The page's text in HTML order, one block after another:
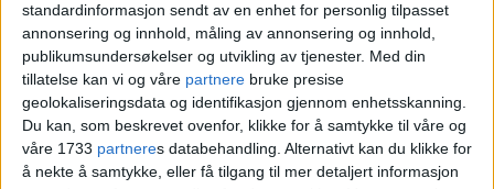
standardinformasjon sendt av en enhet for personlig tilpasset
annonsering og innhold, måling av annonsering og innhold,
publikumsundersøkelser og utvikling av tjenester. Med din
tillatelse kan vi og våre partnere bruke presise
geolokaliseringsdata og identifikasjon gjennom enhetsskanning.
Du kan, som beskrevet ovenfor, klikke for å samtykke til våre og
våre 1733 partneres databehandling. Alternativt kan du klikke for
å nekte å samtykke, eller få tilgang til mer detaljert informasjon
Gråtende av glede sikret
KNS-seileren Line Flem Høst
(28) seg OL-bronse: – Hun